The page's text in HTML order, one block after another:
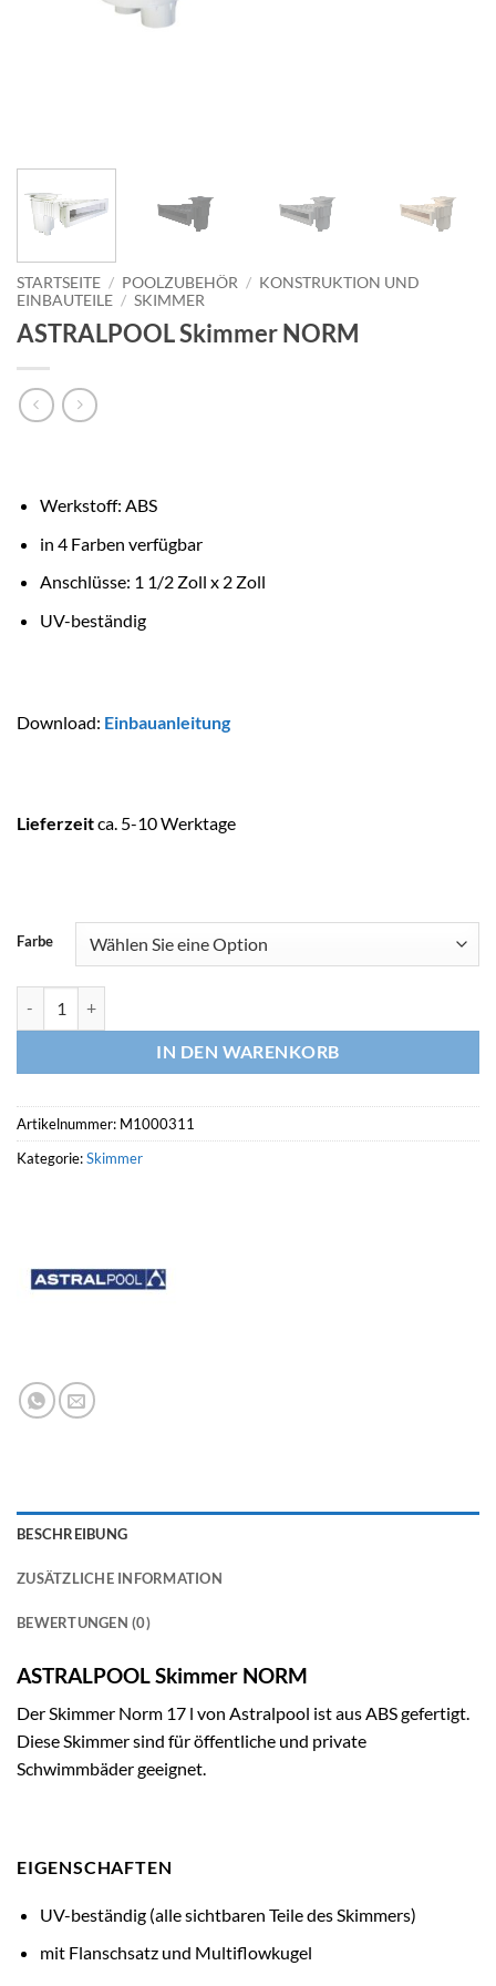
STARTSEITE / POOLZUBEHÖR / KONSTRUKTION UND
EINBAUTEILE / SKIMMER
ASTRALPOOL Skimmer NORM
Werkstoff: ABS
in 4 Farben verfügbar
Anschlüsse: 1 1/2 Zoll x 2 Zoll
UV-beständig
Download: Einbauanleitung
Lieferzeitca. 5-10 Werktage
Farbe
IN DEN WARENKORB
Artikelnummer: M1000311
Kategorie:Skimmer
BESCHREIBUNG
ZUSÄTZLICHE INFORMATION
BEWERTUNGEN (0)
ASTRALPOOL Skimmer NORM
Der Skimmer Norm 17 l von Astralpool ist aus ABS gefertigt.
Diese Skimmer sind für öffentliche und private
Schwimmbäder geeignet.
EIGENSCHAFTEN
UV-beständig (alle sichtbaren Teile des Skimmers)
mit Flanschsatz und Multiflowkugel